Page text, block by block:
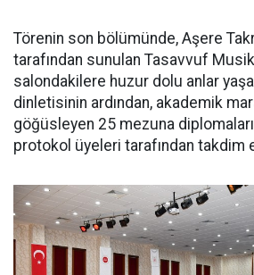
Törenin son bölümünde, Aşere
tarafından sunulan Tasavvuf
salondakilere huzur dolu anlar
dinletisinin ardından, akademik
göğüsleyen 25 mezuna
protokol üyeleri tarafından takdim